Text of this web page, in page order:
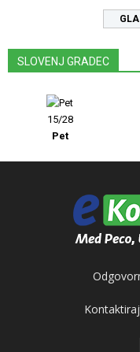
SLOVENJ GRADEC
15/28
Pet